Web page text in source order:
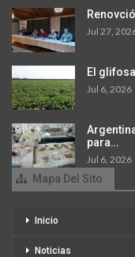
Jul 27,
El
Jul 6, 2026
para…
Jul 6, 2026
Mapa Del Sito
Inicio
Noticias